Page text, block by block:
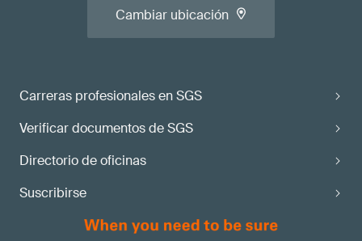
Carreras profesionales en SGS
Verificar documentos de SGS
Directorio de oficinas
Suscribirse
Cambiar ubicación